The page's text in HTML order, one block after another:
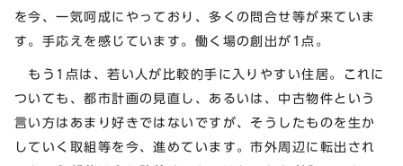
を今、一気呵成にやっており、多くの問合せ等が来ていま
す。手応えを感じています。働く場の創出が1点。
もう1点は、若い人が比較的手に入りやすい住居。これに
ついても、都市計画の見直し、あるいは、中古物件という
言い方はあまり好きではないですが、そうしたものを生か
していく取組等を今、進めています。市外周辺に転出され